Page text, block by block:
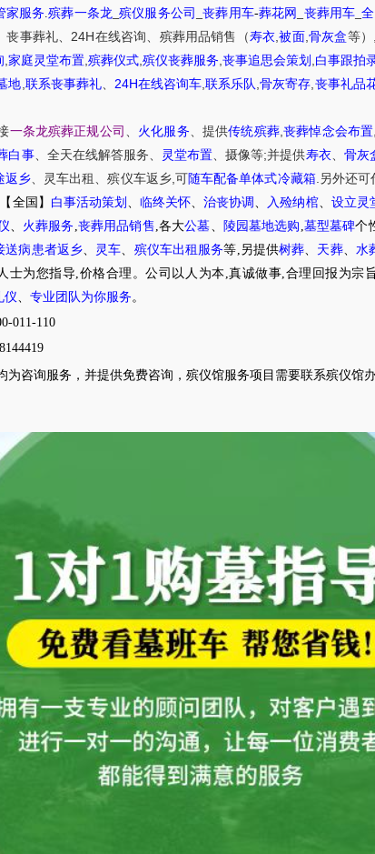
家服务 .殡葬一条龙 _殡仪服务公司 _丧葬用车-葬花网 丧葬用车 _
、丧事葬礼 24H在线咨询 殡葬用品销售 （寿衣 ,被面, 骨灰盒等）
家庭灵堂布置 殡葬仪式 殡仪丧葬服务 丧事追思会策划 白事跟拍
地 联系丧事葬礼、 24H在线咨询车 ,联系乐队 ,骨灰寄存 丧事礼品
一条龙殡葬正规公司 火化服务 、提供传统殡葬, 丧葬悼念会布置
白事、 全天在线解答服务 灵堂布置 、摄像等;并提供寿衣、 骨灰
返乡 灵车出租 、殡仪车返乡, 可 随车配备单体式冷藏箱. 另外还可
【全国】 白事活动策划 临终关怀 、治丧协调 入殓纳棺、 设立灵
火葬服务 丧葬用品销售 ,各大公墓 陵园墓地选购 墓型墓碑个
送病患者返乡 灵车 殡仪车出租服务等,另提供树葬 天葬、 水
士为您指导,价格合理。公司以人为本,真诚做事,合理回报为宗
仪 专业团队为你服务 。
011-110
为咨询服务，并提供免费咨询，殡仪馆服务项目需要联系殡仪馆办